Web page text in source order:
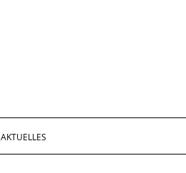
AKTUELLES